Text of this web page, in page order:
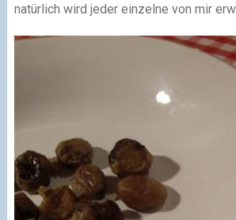
natürlich wird jeder einzelne von mir